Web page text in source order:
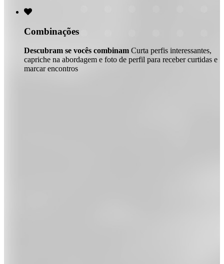

Combinações
Descubram se vocês combinam Curta perfis interessantes,
capriche na abordagem e foto de perfil para receber curtidas e
marcar encontros